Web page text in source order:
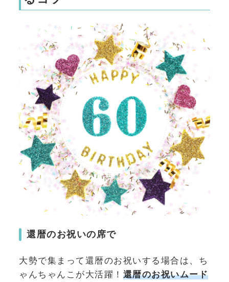
還暦のお祝いの席で
大勢で集まって還暦のお祝いする場合は、ち
ゃんちゃんこが大活躍！ 還暦のお祝いムード